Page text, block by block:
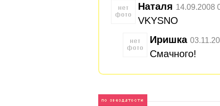
Наталя 14.09.2008
VKYSNО
Иришка
Смачного!